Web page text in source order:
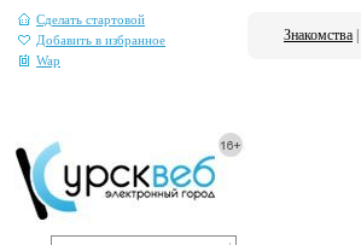
Сделать стартовой
Добавить в избранное
Wap
Знакомства